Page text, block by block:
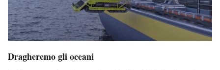
Dragheremo gli oceani